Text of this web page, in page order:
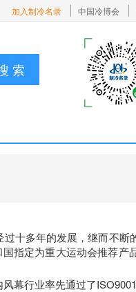
加入制冷名录 中国冷博会
索
十多年的发展，继而不断
指定为重大运动会推荐产
行业率先通过了